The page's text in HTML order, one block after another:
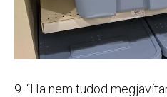
9. “Ha nem tudod